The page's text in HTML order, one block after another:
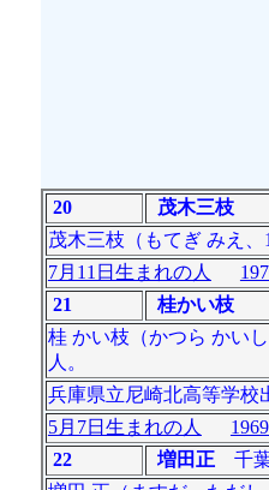
20 茂木三枝
茂木三枝（もてぎ みえ
7月11日生まれの人
21
桂かい枝
桂 かい枝（かつら かい
人。
兵庫県立尼崎北高等学
5月7日生まれの人
22
増田正千葉